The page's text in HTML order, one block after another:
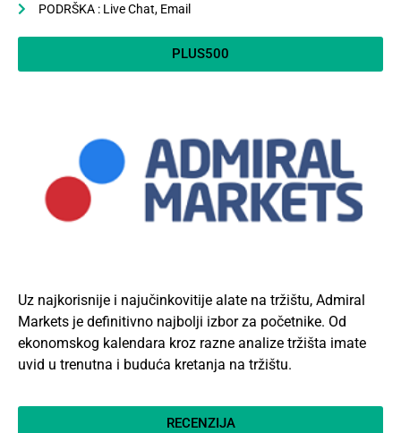
PODRŠKA : Live Chat, Email
PLUS500
Uz najkorisnije i najučinkovitije alate na tržištu, Admiral
Markets je definitivno najbolji izbor za početnike. Od
ekonomskog kalendara kroz razne analize tržišta imate
uvid u trenutna i buduća kretanja na tržištu.
RECENZIJA